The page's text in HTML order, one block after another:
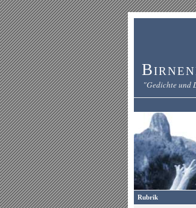
"Gedichte und
Rubrik